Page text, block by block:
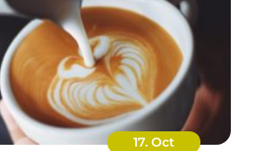
17. Oct